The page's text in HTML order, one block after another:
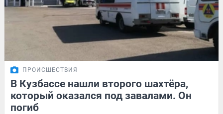
ПРОИСШЕСТВИЯ
В Кузбассе нашли второго шахтёра,
который оказался под завалами. Он
погиб